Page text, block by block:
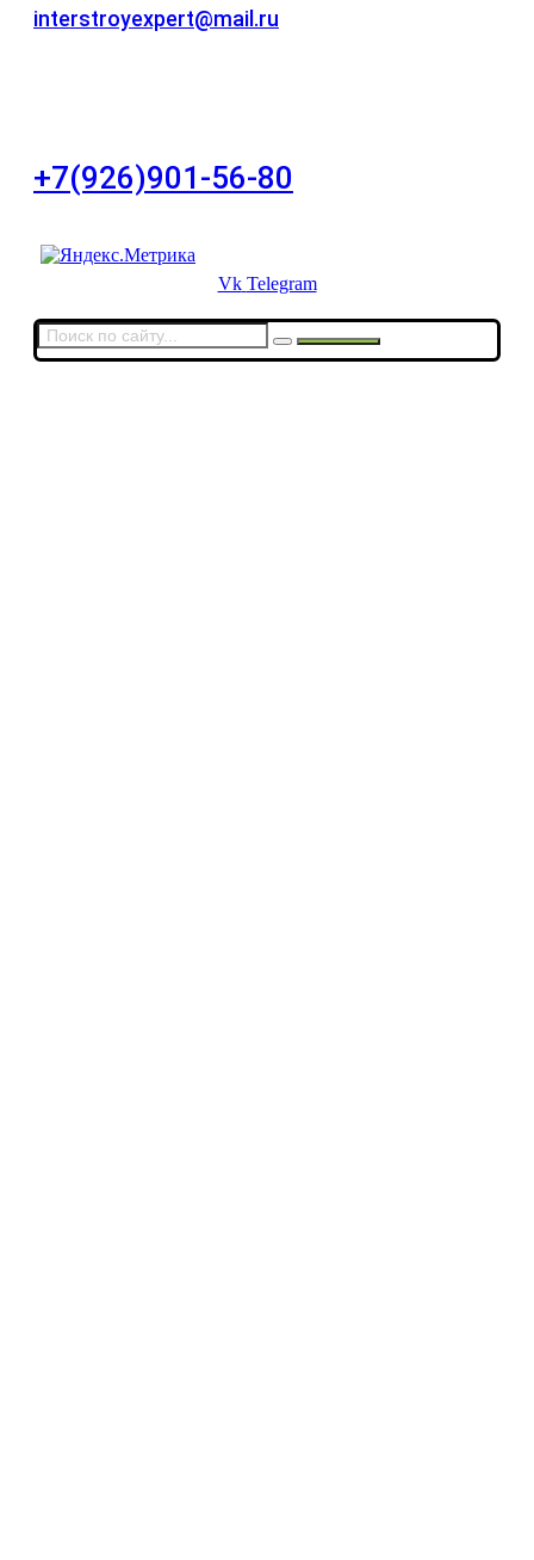
interstroyexpert@mail.ru
+7(926)901-56-80
Vk Telegram